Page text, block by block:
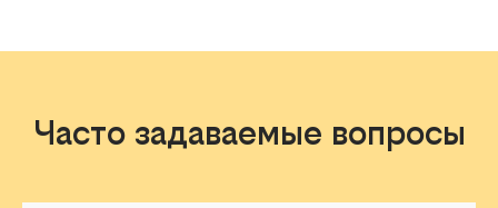
Часто задаваемые вопросы